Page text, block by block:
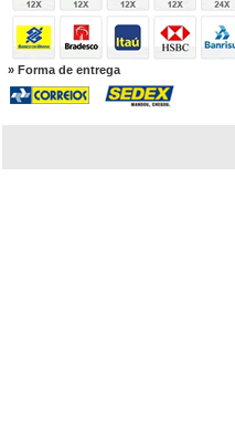
» Forma de entrega